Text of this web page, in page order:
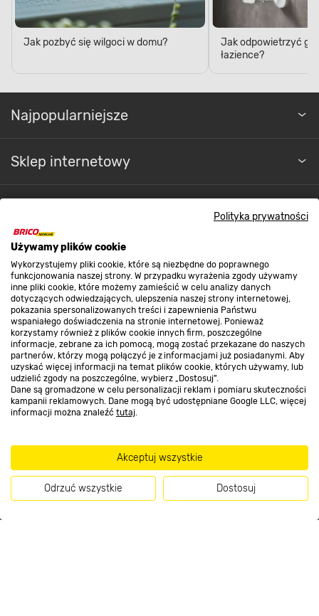
Polityka prywatności
Używamy plików cookie
Wykorzystujemy pliki cookie, które są niezbędne do poprawnego
funkcjonowania naszej strony. W przypadku wyrażenia zgody używamy
inne pliki cookie, które możemy zamieścić w celu analizy danych
dotyczących odwiedzających, ulepszenia naszej strony internetowej,
pokazania spersonalizowanych treści i zapewnienia Państwu
wspaniałego doświadczenia na stronie internetowej. Ponieważ
korzystamy również z plików cookie innych firm, poszczególne
informacje, zebrane za ich pomocą, mogą zostać przekazane do naszych
partnerów, którzy mogą połączyć je z informacjami już posiadanymi. Aby
uzyskać więcej informacji na temat plików cookie, których używamy, lub
udzielić zgody na poszczególne, wybierz „Dostosuj”.
Dane są gromadzone w celu personalizacji reklam i pomiaru skuteczności
kampanii reklamowych. Dane mogą być udostępniane Google LLC, więcej
informacji można znaleźć tutaj.
Akceptuj wszystkie
Odrzuć wszystkie Dostosuj
Jak pozbyć się wilgoci w domu?
Jak odpowietrzyć
łazience?
Najpopularniejsze
Sklep internetowy
Promocje
Nasze sklepy
O nas
Kontakt do sklepu
Dołącz do nas